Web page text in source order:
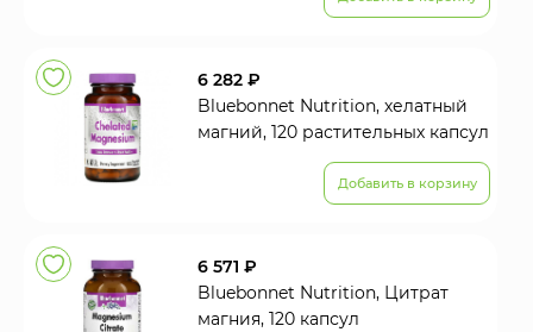
6 282 ₽
Bluebonnet Nutrition, хелатный
магний, 120 растительных капсул
Добавить в корзину
6 571 ₽
Bluebonnet Nutrition, Цитрат
магния, 120 капсул